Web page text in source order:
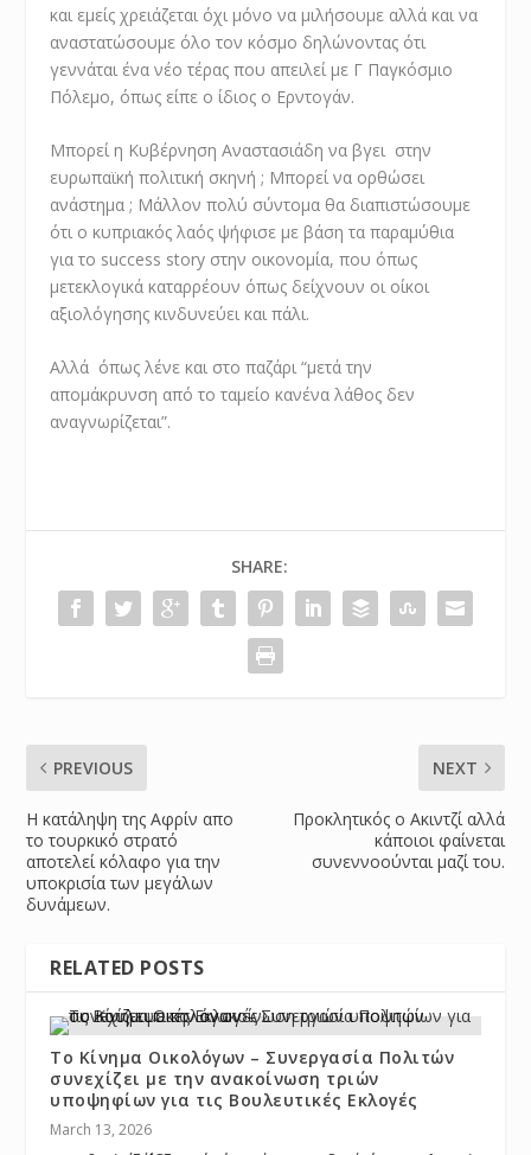
και εμείς χρειάζεται όχι μόνο να μιλήσουμε αλλά και να
αναστατώσουμε όλο τον κόσμο δηλώνοντας ότι
γεννάται ένα νέο τέρας που απειλεί με Γ Παγκόσμιο
Πόλεμο, όπως είπε ο ίδιος ο Ερντογάν.
Μπορεί η Κυβέρνηση Αναστασιάδη να βγει στην
ευρωπαϊκή πολιτική σκηνή ; Μπορεί να ορθώσει
ανάστημα ; Μάλλον πολύ σύντομα θα διαπιστώσουμε
ότι ο κυπριακός λαός ψήφισε με βάση τα παραμύθια
για το success story στην οικονομία, που όπως
μετεκλογικά καταρρέουν όπως δείχνουν οι οίκοι
αξιολόγησης κινδυνεύει και πάλι.
Αλλά όπως λένε και στο παζάρι “μετά την
απομάκρυνση από το ταμείο κανένα λάθος δεν
αναγνωρίζεται”.
SHARE:
PREVIOUS
Η κατάληψη της Αφρίν απο
το τουρκικό στρατό
αποτελεί κόλαφο για την
υποκρισία των μεγάλων
δυνάμεων.
NEXT
Προκλητικός ο Ακιντζί αλλά
κάποιοι φαίνεται
συνεννοούνται μαζί του.
RELATED POSTS
Το Κίνημα Οικολόγων – Συνεργασία Πολιτών
συνεχίζει με την ανακοίνωση τριών
υποψηφίων για τις Βουλευτικές Εκλογές
March 13, 2026